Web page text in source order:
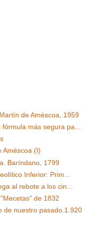
de Améscoa, 1959
más segura pa...
Améscoa (I)
Baríndano, 1799
Inferior: Prim...
al rebote a los cin...
de 1832
de nuestro pasado.1.920